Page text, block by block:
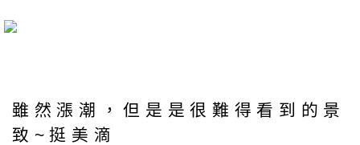
雖然漲潮，但是是很難得看到的景
致~挺美滴